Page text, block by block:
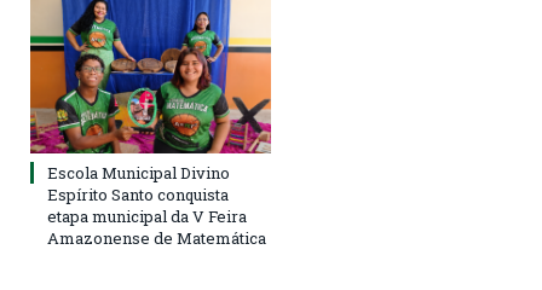
Escola Municipal Divino
Espírito Santo conquista
etapa municipal da V Feira
Amazonense de Matemática